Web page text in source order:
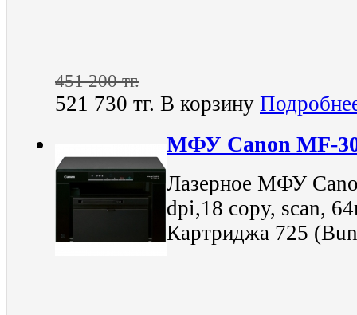
451 200 тг.
521 730 тг. В корзину
МФУ Canon MF-
Лазерное МФУ
dpi,18 copy, scan,
Картриджа 725